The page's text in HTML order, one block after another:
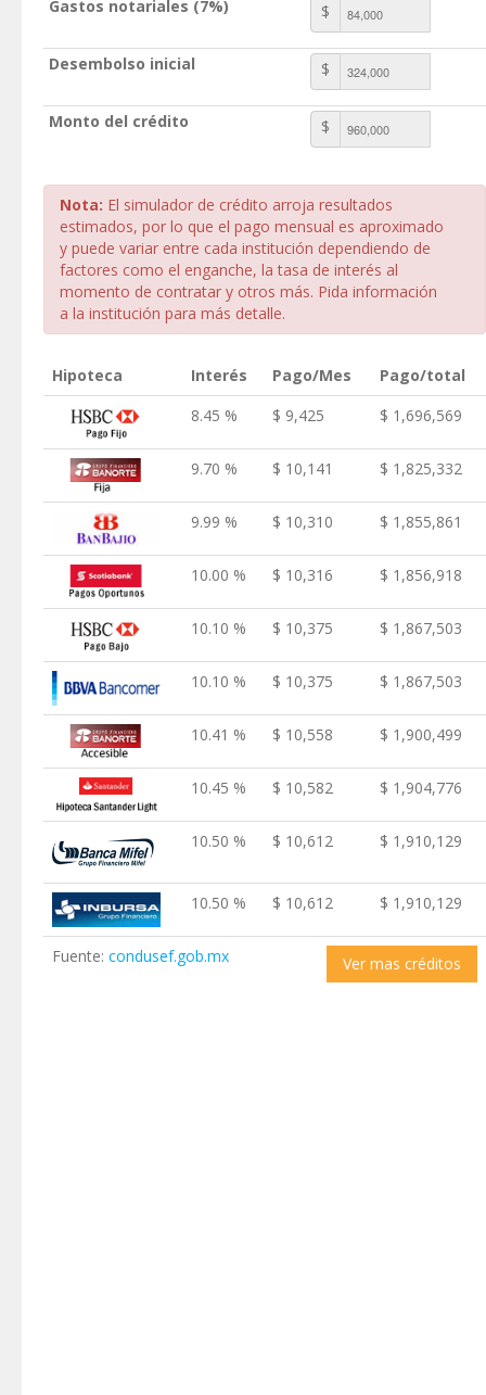
Gastos notariales (7%) $
Desembolso inicial $
Monto del crédito $
Nota: El simulador de crédito arroja resultados
estimados, por lo que el pago mensual es aproximado
y puede variar entre cada institución dependiendo de
factores como el enganche, la tasa de interés al
momento de contratar y otros más. Pida información
a la institución para más detalle.
Hipoteca Interés Pago/Mes
Pago/total
8.45 %
$ 9,425 $ 1,696,569
9.70 % $ 10,141 $ 1,825,332
9.99 % $ 10,310 $ 1,855,861
10.00 % $ 10,316 $ 1,856,918
10.10 % $ 10,375 $ 1,867,503
10.10 % $ 10,375 $ 1,867,503
10.41 % $ 10,558 $ 1,900,499
10.45 % $ 10,582 $ 1,904,776
10.50 % $ 10,612 $ 1,910,129
10.50 % $ 10,612 $ 1,910,129
Fuente: condusef.gob.mx Ver mas créditos